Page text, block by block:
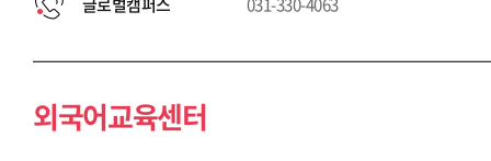
외국어교육센터